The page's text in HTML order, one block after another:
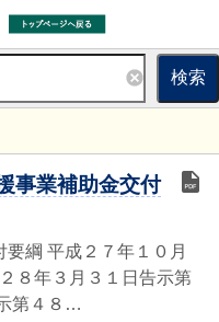
検索
事業補助金交付
要綱 平成２７年１０月
８年３月３１日告示第
第４８…